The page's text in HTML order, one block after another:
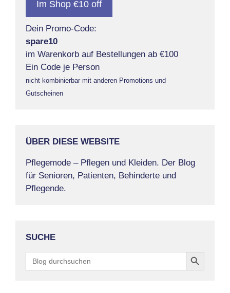
Im Shop €10 off
Dein Promo-Code:
spare10
im Warenkorb auf Bestellungen ab €100
Ein Code je Person
nicht kombinierbar mit anderen Promotions und
Gutscheinen
ÜBER DIESE WEBSITE
Pflegemode – Pflegen und Kleiden. Der Blog
für Senioren, Patienten, Behinderte und
Pflegende.
SUCHE
Search
for:
Search Button